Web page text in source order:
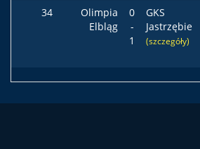
34
Olimpia
Elbląg
0
-
1
GKS
Jastrzębie
(szczegóły)